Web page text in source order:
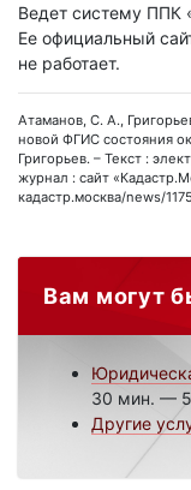
Ведет систему ППК
Ее официальный
не работает.
Атаманов, С. А.,
новой ФГИС состояния
Григорьев. – Текст :
журнал : сайт
кадастр.москва/news/
Вам могут
30 мин. —
Другие